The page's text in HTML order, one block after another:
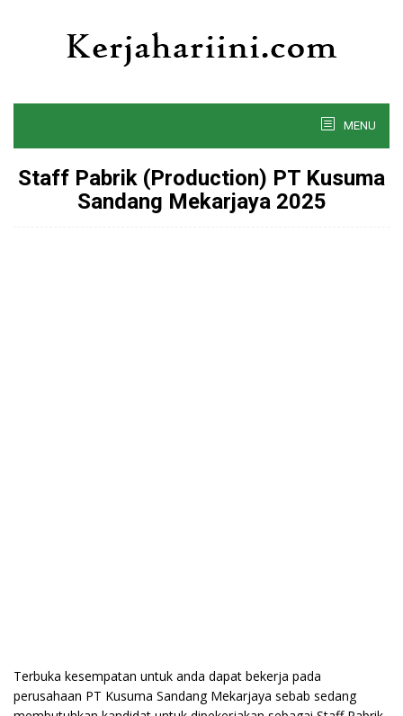
MENU
Staff Pabrik (Production) PT Kusuma
Sandang Mekarjaya 2025
Terbuka kesempatan untuk anda dapat bekerja pada
perusahaan PT Kusuma Sandang Mekarjaya sebab sedang